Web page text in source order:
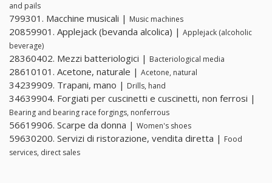
and pails
799301. Macchine musicali | Music machines
20859901. Applejack (bevanda alcolica) | Applejack (alcoholic
beverage)
28360402. Mezzi batteriologici | Bacteriological media
28610101. Acetone, naturale | Acetone, natural
34239909. Trapani, mano | Drills, hand
34639904. Forgiati per cuscinetti e cuscinetti, non ferrosi |
Bearing and bearing race forgings, nonferrous
56619906. Scarpe da donna | Women's shoes
59630200. Servizi di ristorazione, vendita diretta | Food
services, direct sales